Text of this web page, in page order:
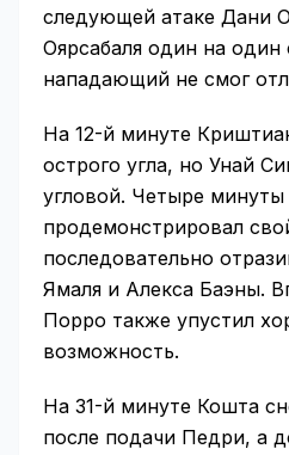
следующей атаке Дани
Оярсабаля один на один
нападающий не смог
На 12-й минуте
острого угла, но Унай
угловой. Четыре
продемонстрировал
последовательно
Ямаля и Алекса Баэны.
Порро также упустил
возможность.
На 31-й минуте Кошта
после подачи Педри, а